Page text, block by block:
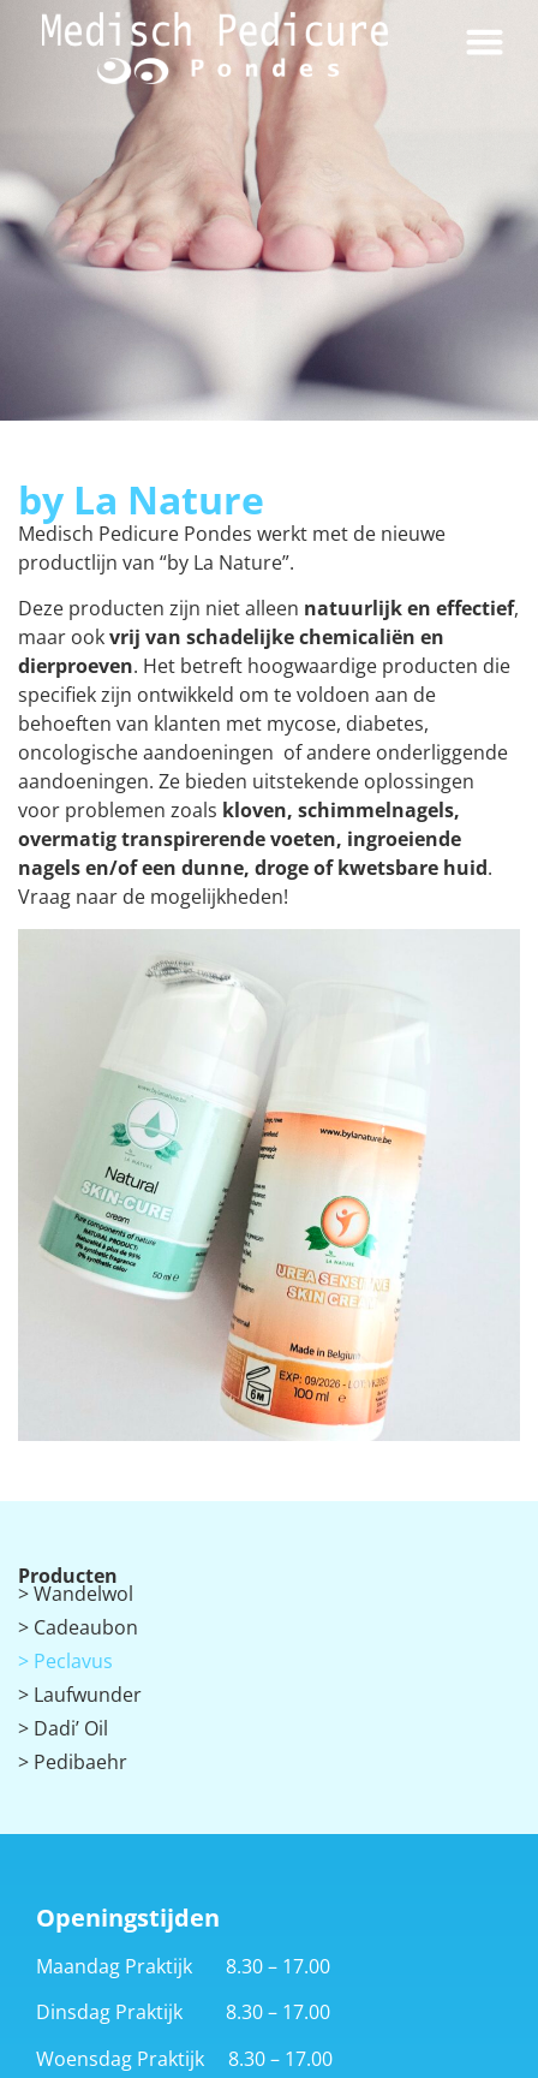
by La Nature
Medisch Pedicure Pondes werkt met de nieuwe
productlijn van “by La Nature”.
Deze producten zijn niet alleen natuurlijk en effectief,
maar ookvrij van schadelijke chemicaliën en
dierproeven. Het betreft hoogwaardige producten die
specifiek zijn ontwikkeld om te voldoen aan de
behoeften van klanten met mycose, diabetes,
oncologische aandoeningen of andere onderliggende
aandoeningen. Ze bieden uitstekende oplossingen
voor problemen zoals kloven, schimmelnagels,
overmatig transpirerende voeten, ingroeiende
nagels en/of een dunne, droge of kwetsbare huid.
Vraag naar de mogelijkheden!
Producten
> Wandelwol
> Cadeaubon
> Peclavus
> Laufwunder
> Dadi’ Oil
> Pedibaehr
Openingstijden
Maandag Praktijk 8.30 – 17.00
Dinsdag Praktijk 8.30 – 17.00
Woensdag Praktijk 8.30 – 17.00